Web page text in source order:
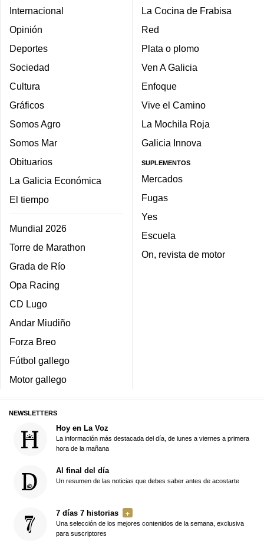
Internacional
Opinión
Deportes
Sociedad
Cultura
Gráficos
Somos Agro
Somos Mar
Obituarios
La Galicia Económica
El tiempo
Mundial 2026
Torre de Marathon
Grada de Río
Opa Racing
CD Lugo
Andar Miudiño
Forza Breo
Fútbol gallego
Motor gallego
La Cocina de Frabisa
Red
Plata o plomo
Ven A Galicia
Enfoque
Vive el Camino
La Mochila Roja
Galicia Innova
SUPLEMENTOS
Mercados
Fugas
Yes
Escuela
On, revista de motor
NEWSLETTERS
Hoy en La Voz
La información más destacada del día, de lunes a viernes a primera
hora de la mañana
Al final del día
Un resumen de las noticias que debes saber antes de acostarte
7 días 7 historias
Una selección de los mejores contenidos de la semana, exclusiva
para suscriptores